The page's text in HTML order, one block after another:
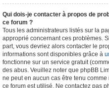
Qui dois-je contacter à propos de
ce forum ?
Tous les administrateurs listés sur la
approprié concernant ces problèmes.
part, vous devriez alors contacter le
informations sont disponibles grâce à
fonctionne sur un service gratuit
des abus. Veuillez noter que phpBB
ne peut en aucun cas être tenu
ce forum est utilisé. Ne contactez pas